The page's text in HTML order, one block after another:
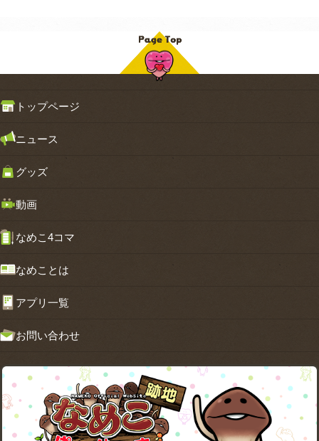
トップページ
ニュース
グッズ
動画
なめこ4コマ
なめことは
アプリ一覧
お問い合わせ